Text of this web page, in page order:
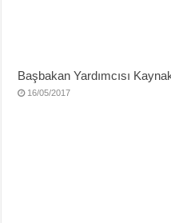
Başbakan Yardımcısı
16/05/2017